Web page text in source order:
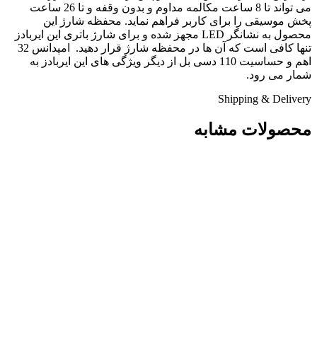
می تواند تا 8 ساعت مکالمه مداوم و بدون وقفه و تا 26 ساعت
پخش موسیقی را برای کاربر فراهم نماید. محفظه شارژ این
محصول به نشانگر LED مجهز شده و برای شارژ باتری این ایربادز
تنها کافی است که آن ها در محفظه شارژ قرار دهید. امپدانس 32
اهم و حساسیت 110 دسی ‌بل از دیگر ویژگی های این ایربادز به
شمار می رود.
Shipping & Delivery
محصولات مشابه